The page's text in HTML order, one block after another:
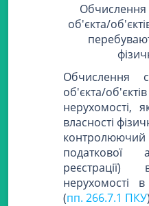
Обчислення
об'єкта/
Обчислення
об'єкта/
нерухомості,
власності
податкової
реєстрації)
нерухомості
(пп. 266.7.1 ПКУ